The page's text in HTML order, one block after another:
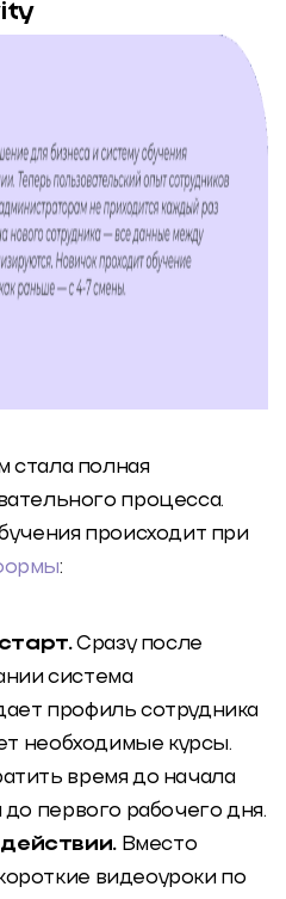
стала полная
процесса.
происходит при
:
Сразу после
система
профиль сотрудника
необходимые курсы.
время до начала
первого рабочего дня.
Вместо
видеоуроки по